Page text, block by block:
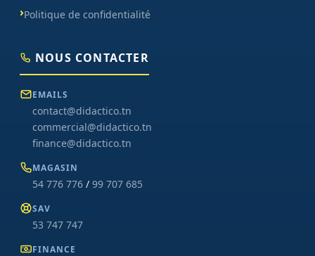
Politique de confidentialité
NOUS CONTACTER
EMAILS
contact@didactico.tn
commercial@didactico.tn
finance@didactico.tn
MAGASIN
54 776 776 / 99 707 685
SAV
53 747 747
FINANCE